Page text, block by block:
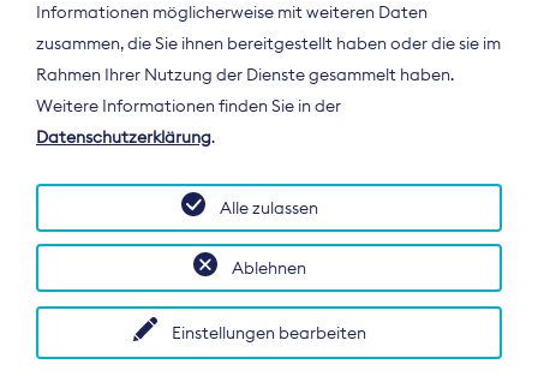
Der Bundesverband Digitalpublisher und
Zeitungsverleger (BDZV) vertritt als
Spitzenorganisation die Interessen der
Deutschland und auf EU-Ebene.
© 2026 BDZV. All rights reserved.
Informationen möglicherweise mit weiteren Daten
zusammen, die Sie ihnen bereitgestellt haben oder die sie im
Rahmen Ihrer Nutzung der Dienste gesammelt haben.
Weitere Informationen finden Sie in der
Datenschutzerklärung.
Einstellungen bearbeiten
Ablehnen
Alle zulassen